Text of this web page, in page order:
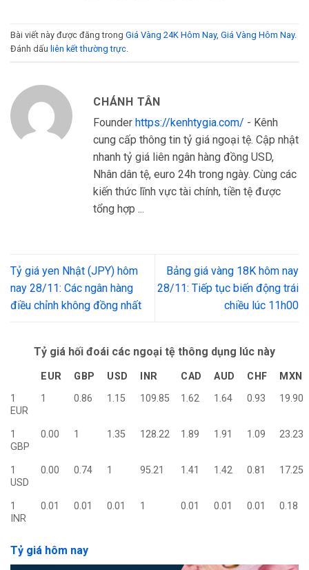
Bài viết này được đăng trong Giá Vàng 24K Hôm Nay, Giá Vàng Hôm Nay.
Đánh dấu liên kết thường trực.
CHÁNH TÂN
Founder https://kenhtygia.com/ - Kênh
cung cấp thông tin tỷ giá ngoại tệ. Cập nhật
nhanh tỷ giá liên ngân hàng đồng USD,
Nhân dân tệ, euro 24h trong ngày. Cùng các
kiến thức lĩnh vực tài chính, tiền tệ được
tổng hợp ...
Tỷ giá yen Nhật (JPY) hôm
nay 28/11: Các ngân hàng
điều chỉnh không đồng nhất
Bảng giá vàng 18K hôm nay
28/11: Tiếp tục biến động trái
chiều lúc 11h00
Tỷ giá hối đoái các ngoại tệ thông dụng lúc này
EUR GBP USD INR CAD AUD CHF
MXN
1
EUR
1 0.86 1.15 109.85 1.62 1.64 0.93 19.90
1
GBP
0.00 1 1.35 128.22 1.89 1.91 1.09 23.23
1
USD
0.00 0.74 1 95.21 1.41 1.42 0.81 17.25
1
INR
0.01 0.01 0.01 1 0.01 0.01 0.01 0.18
Tỷ giá hôm nay